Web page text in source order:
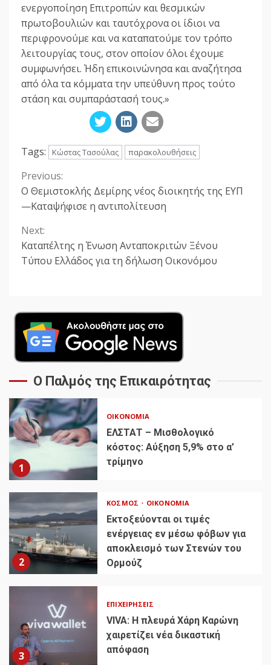
ενεργοποίηση Επιτροπών και θεσμικών
πρωτοβουλιών και ταυτόχρονα οι ίδιοι να
περιφρονούμε και να καταπατούμε τον τρόπο
λειτουργίας τους, στον οποίον όλοι έχουμε
συμφωνήσει. Ήδη επικοινώνησα και αναζήτησα
από όλα τα κόμματα την υπεύθυνη προς τούτο
στάση και συμπαράστασή τους.»
Tags: Κώστας Τασούλας παρακολουθήσεις
Continue
Reading
Previous:
Ο Θεμιστοκλής Δεμίρης νέος διοικητής της ΕΥΠ
—Καταψήφισε η αντιπολίτευση
Next:
Καταπέλτης η Ένωση Ανταποκριτών Ξένου
Τύπου Ελλάδος για τη δήλωση Οικονόμου
Ο Παλμός της Επικαιρότητας
1
ΟΙΚΟΝΟΜΊΑ
ΕΛΣΤΑΤ – Μισθολογικό
κόστος: Αύξηση 5,9% στο α’
τρίμηνο
2
ΚΌΣΜΟΣ ΟΙΚΟΝΟΜΊΑ
Εκτοξεύονται οι τιμές
ενέργειας εν μέσω φόβων για
αποκλεισμό των Στενών του
Ορμούζ
3
ΕΠΙΧΕΙΡΉΣΕΙΣ
VIVA: Η πλευρά Χάρη Καρώνη
χαιρετίζει νέα δικαστική
απόφαση